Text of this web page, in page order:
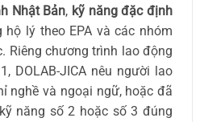
Nhật Bản, kỹ năng đặc định
hộ lý theo EPA và các nhóm
Riêng chương trình lao động
DOLAB-JICA nêu người lao
nghề và ngoại ngữ, hoặc đã
năng số 2 hoặc số 3 đúng